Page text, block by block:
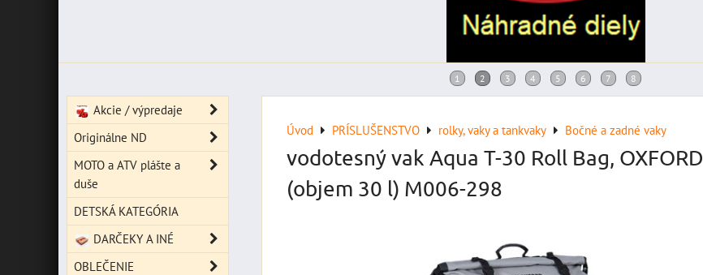
Úvod PRÍSLUŠENSTVO rolky, vaky a tankvaky Bočné a zadné vaky
vodotesný vak Aqua T-30 Roll Bag, OXFORD
(objem 30 l) M006-298
Akcie / výpredaje
Originálne ND
MOTO a ATV plášte a
duše
DETSKÁ KATEGÓRIA
DARČEKY A INÉ
OBLEČENIE